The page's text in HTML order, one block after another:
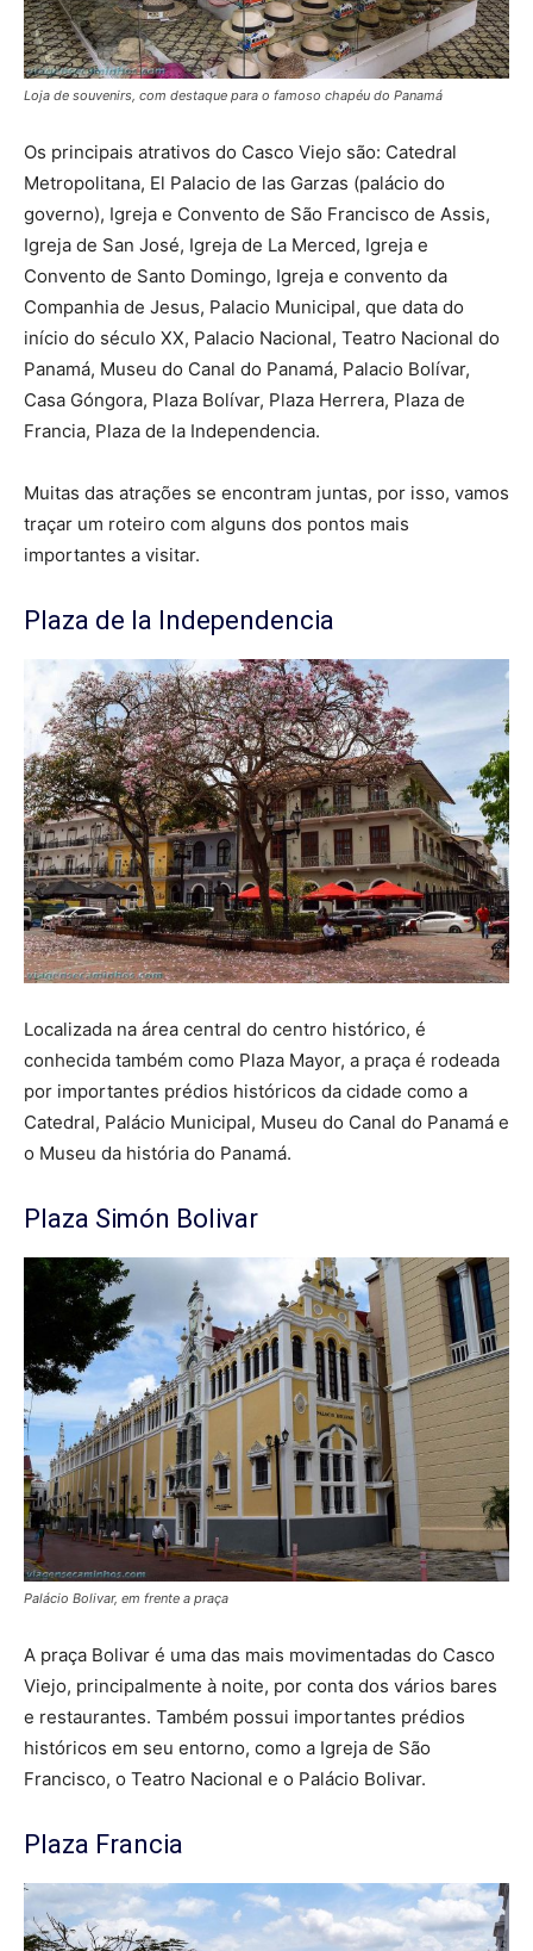
Loja de souvenirs, com destaque para o famoso chapéu do Panamá
Os principais atrativos do Casco Viejo são: Catedral
Metropolitana, El Palacio de las Garzas (palácio do
governo), Igreja e Convento de São Francisco de Assis,
Igreja de San José, Igreja de La Merced, Igreja e
Convento de Santo Domingo, Igreja e convento da
Companhia de Jesus, Palacio Municipal, que data do
início do século XX, Palacio Nacional, Teatro Nacional do
Panamá, Museu do Canal do Panamá, Palacio Bolívar,
Casa Góngora, Plaza Bolívar, Plaza Herrera, Plaza de
Francia, Plaza de la Independencia.
Muitas das atrações se encontram juntas, por isso, vamos
traçar um roteiro com alguns dos pontos mais
importantes a visitar.
Plaza de la Independencia
Localizada na área central do centro histórico, é
conhecida também como Plaza Mayor, a praça é rodeada
por importantes prédios históricos da cidade como a
Catedral, Palácio Municipal, Museu do Canal do Panamá e
o Museu da história do Panamá.
Plaza Simón Bolivar
Palácio Bolivar, em frente a praça
A praça Bolivar é uma das mais movimentadas do Casco
Viejo, principalmente à noite, por conta dos vários bares
e restaurantes. Também possui importantes prédios
históricos em seu entorno, como a Igreja de São
Francisco, o Teatro Nacional e o Palácio Bolivar.
Plaza Francia